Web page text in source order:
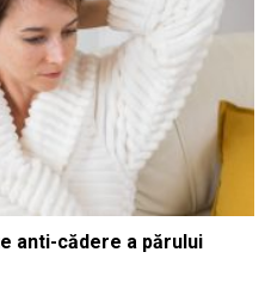
anti-cădere a părului